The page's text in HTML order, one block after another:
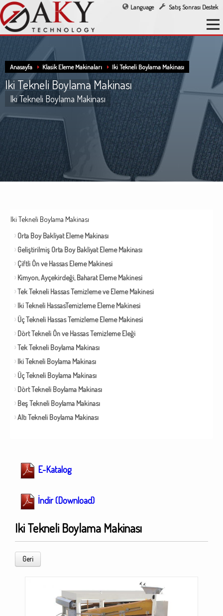
Language Satış Sonrası Destek
Anasayfa Klasik Eleme Makinaları Iki Tekneli Boylama Makinası
Iki Tekneli Boylama Makinası
Iki Tekneli Boylama Makinası
Iki Tekneli Boylama Makinası
Orta Boy Bakliyat Eleme Makinası
Geliştirilmiş Orta Boy Bakliyat Eleme Makinası
Çiftli Ön ve Hassas Eleme Makinesi
Kimyon, Ayçekirdeği, Baharat Eleme Makinesi
Tek Tekneli Hassas Temizleme ve Eleme Makinesi
Iki Tekneli HassasTemizleme Eleme Makinesi
Üç Tekneli Hassas Temizleme Eleme Makinesi
Dört Tekneli Ön ve Hassas Temizleme Eleği
Tek Tekneli Boylama Makinası
Iki Tekneli Boylama Makinası
Üç Tekneli Boylama Makinası
Dört Tekneli Boylama Makinası
Beş Tekneli Boylama Makinası
Altı Tekneli Boylama Makinası
E-Katalog
İndir (Download)
Iki Tekneli Boylama Makinası
Geri